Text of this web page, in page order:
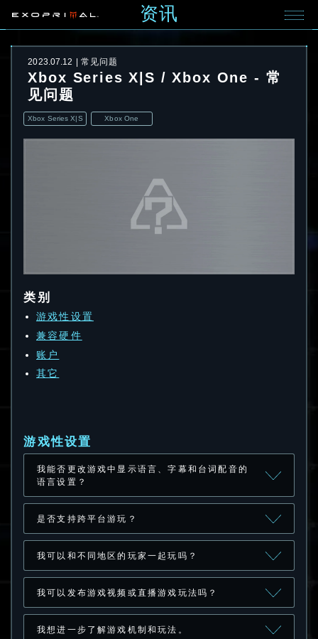
资讯
2023.07.12 常见问题
Xbox Series X|S / Xbox One - 常
见问题
Xbox Series X|S Xbox One
类别
游戏性设置
兼容硬件
账户
其它
游戏性设置
我能否更改游戏中显示语言、字幕和台词配音的
语言设置？
是否支持跨平台游玩？
我可以和不同地区的玩家一起玩吗？
我可以发布游戏视频或直播游戏玩法吗？
我想进一步了解游戏机制和玩法。